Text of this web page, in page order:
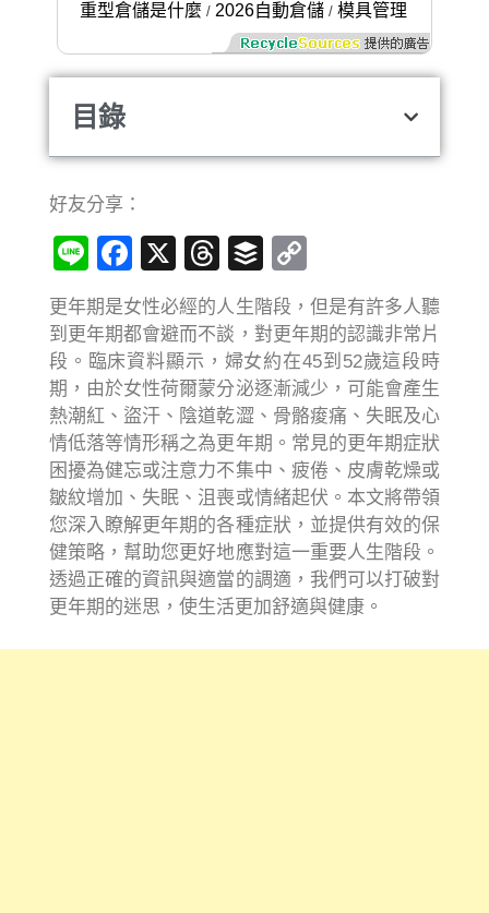
重型倉儲是什麼 / 2026自動倉儲/ 模具管理
目錄
好友分享：
LineFacebook
X Threads
Buffer
Link
更年期是女性必經的人生階段，但是有許多人聽
到更年期都會避而不談，對更年期的認識非常片
段。臨床資料顯示，婦女約在45到52歲這段時
期，由於女性荷爾蒙分泌逐漸減少，可能會產生
熱潮紅、盜汗、陰道乾澀、骨骼痠痛、失眠及心
情低落等情形稱之為更年期。常見的更年期症狀
困擾為健忘或注意力不集中、疲倦、皮膚乾燥或
皺紋增加、失眠、沮喪或情緒起伏。本文將帶領
您深入瞭解更年期的各種症狀，並提供有效的保
健策略，幫助您更好地應對這一重要人生階段。
透過正確的資訊與適當的調適，我們可以打破對
更年期的迷思，使生活更加舒適與健康。